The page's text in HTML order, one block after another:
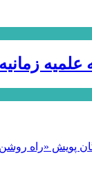
علمیه